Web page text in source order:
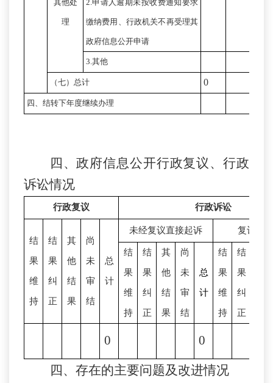
其他处
理
2.申请人逾期未按收费通知要求
缴纳费用、行政机关不再受理其
政府信息公开申请
3.其他
（七）总计 0
四、结转下年度继续办理
四、政府信息公开行政复议、行政
诉讼情况
行政复议 行政诉讼
结
果
维
持
结
果
纠
正
其
他
结
果
尚
未
审
结
总
计
未经复议直接起诉 复议后
结
果
维
持
结
果
纠
正
其
他
结
果
尚
未
审
结
总
计
结
果
维
持
结
果
纠
正
0 0
四、存在的主要问题及改进情况